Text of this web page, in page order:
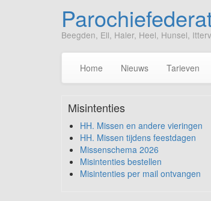
Beegden, Ell, Haler, Heel, Hunsel,
Home Nieuws Tarieven
Misintenties
HH. Missen en andere vieringen
HH. Missen tijdens feestdagen
Missenschema 2026
Misintenties bestellen
Misintenties per mail ontvangen